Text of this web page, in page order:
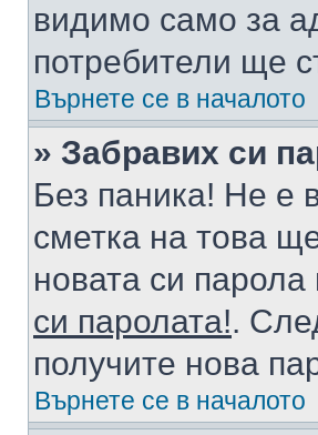
видимо само за
потребители ще
Върнете се в началото
» Забравих си
Без паника! Не е
сметка на това
новата си
си паролата!.
получите нова
Върнете се в началото